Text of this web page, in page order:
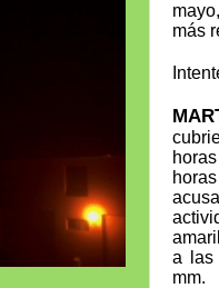
más
a las
mm.